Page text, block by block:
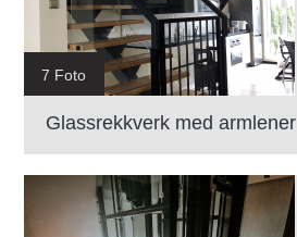
7 Foto
Glassrekkverk med armlener